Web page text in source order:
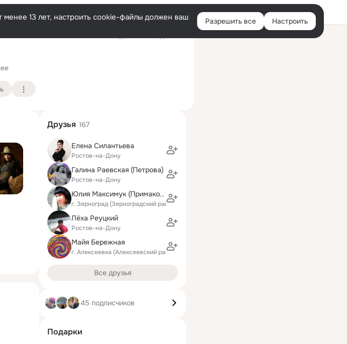
Войти
13 лет, настроить cookie-файлы должен ваш
Разрешить все Настроить
Друзья 167
Елена Силантьева
Ростов-на-Дону
Галина Раевская (Петрова)
Ростов-на-Дону
Юлия Максимук (Примакова)
г. Зерноград (Зерноградский район)
Лёха Реуцкий
Ростов-на-Дону
Майя Бережная
г. Алексеевка (Алексеевский район)
Все друзья
45 подписчиков
Подарки